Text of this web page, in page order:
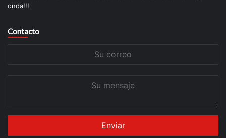
onda!!!
Contacto